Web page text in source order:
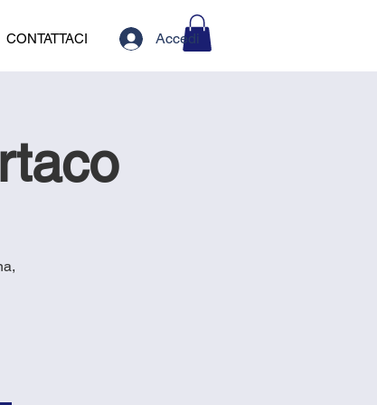
CONTATTACI Accedi